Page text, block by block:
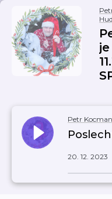
Petr Kocman
20. 12. 2023